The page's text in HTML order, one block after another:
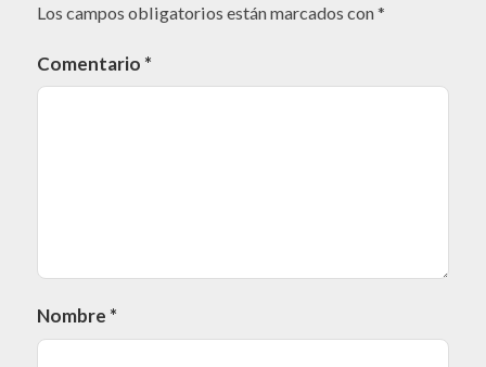
Los campos obligatorios están marcados con*
Comentario *
Nombre *